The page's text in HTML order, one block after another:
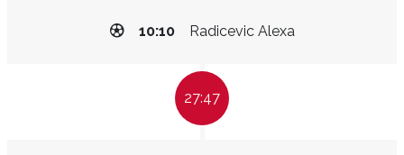
Radicevic Alexa
10:10
27:47